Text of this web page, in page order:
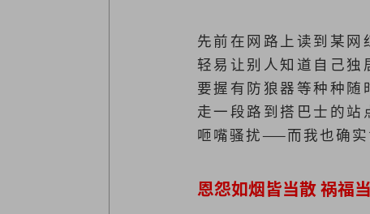
先前在网路上读到某
轻易让别人知道自己
要握有防狼器等种种
走一段路到搭巴士的
咂嘴骚扰——而我也确实
恩怨如烟皆当散 祸福